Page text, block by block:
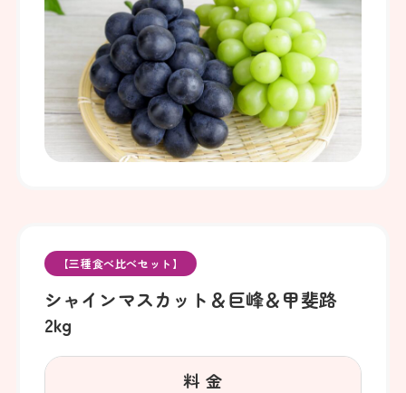
【三種食べ比べセット】
シャインマスカット＆巨峰＆甲斐路
2kg
料 金